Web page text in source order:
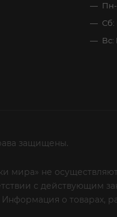
Пн-
Сб:
Вс:
защищены.
мира» не
с действующим
о товарах,